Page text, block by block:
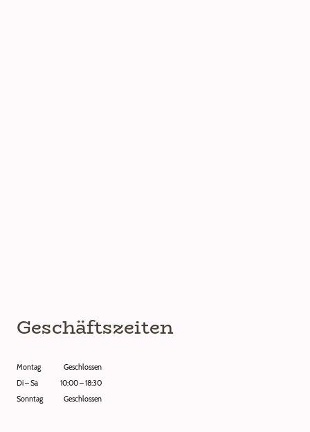
Geschäftszeiten
Montag
Geschlossen
Di–Sa 10:00–18:30
Sonntag
Geschlossen